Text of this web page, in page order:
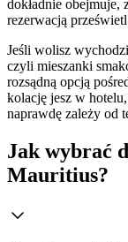
dokładnie obejmuje,
rezerwacją
Jeśli wolisz
czyli mieszanki
rozsądną opcją
kolację jesz w
naprawdę zależy od
Jak wybrać
Mauritius?